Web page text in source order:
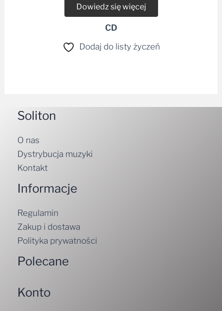
Dowiedz się więcej
CD
Dodaj do listy życzeń
Soliton
O nas
Dystrybucja muzyki
Kontakt
Informacje
Regulamin
Zakup i dostawa
Polityka prywatności
Polecane
Konto